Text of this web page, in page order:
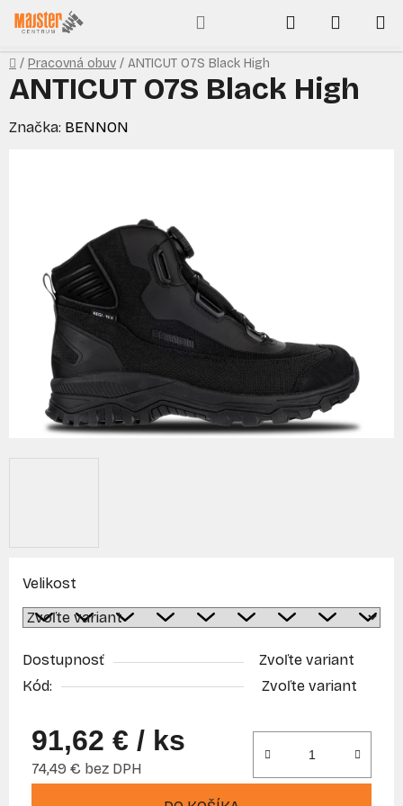
Prejsť
na
obsah
Hľadať
KOŠÍK
Domov
/ Pracovná obuv / ANTICUT O7S Black High
Velikost
Dostupnosť
Zvoľte variant
Kód:
Zvoľte variant
91,62 € / ks
74,49 € bez DPH
ANTICUT O7S Black High
Značka: BENNON